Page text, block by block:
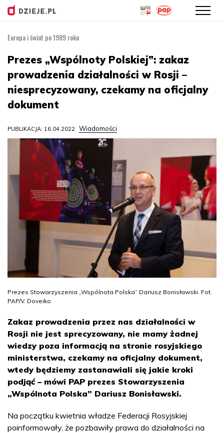
treści
Europa i świat po 1989 roku
Prezes „Wspólnoty Polskiej”: zakaz
prowadzenia działalności w Rosji –
niesprecyzowany, czekamy na oficjalny
dokument
PUBLIKACJA: 16.04.2022 Wiadomości
Prezes Stowarzyszenia „Wspólnota Polska” Dariusz Bonisławski. Fot.
PAP/V. Doveiko
Zakaz prowadzenia przez nas działalności w
Rosji nie jest sprecyzowany, nie mamy żadnej
wiedzy poza informacją na stronie rosyjskiego
ministerstwa, czekamy na oficjalny dokument,
wtedy będziemy zastanawiali się jakie kroki
podjąć – mówi PAP prezes Stowarzyszenia
„Wspólnota Polska” Dariusz Bonisławski.
Na początku kwietnia władze Federacji Rosyjskiej
poinformowały, że pozbawiły prawa do działalności na